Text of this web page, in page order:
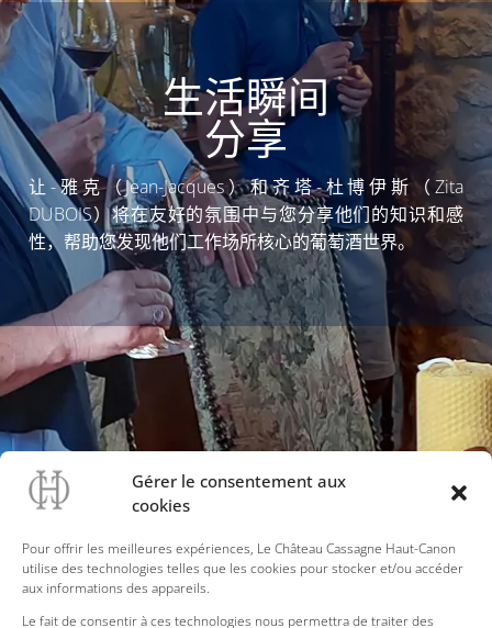
Gérer le consentement aux
cookies
Pour offrir les meilleures expériences, Le Château Cassagne Haut-Canon
utilise des technologies telles que les cookies pour stocker et/ou accéder
aux informations des appareils.
Le fait de consentir à ces technologies nous permettra de traiter des
生活瞬间
分享
让-雅克（Jean-Jacques）和齐塔-杜博伊斯（Zita
DUBOIS）将在友好的氛围中与您分享他们的知识和感
性，帮助您发现他们工作场所核心的葡萄酒世界。
独特的活动